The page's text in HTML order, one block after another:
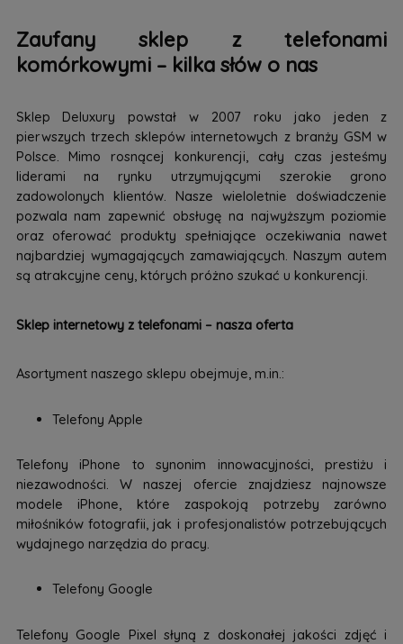
Zaufany sklep z telefonami
komórkowymi – kilka słów o nas
Sklep Deluxury powstał w 2007 roku jako jeden z
pierwszych trzech sklepów internetowych z branży GSM w
Polsce. Mimo rosnącej konkurencji, cały czas jesteśmy
liderami na rynku utrzymującymi szerokie grono
zadowolonych klientów. Nasze wieloletnie doświadczenie
pozwala nam zapewnić obsługę na najwyższym poziomie
oraz oferować produkty spełniające oczekiwania nawet
najbardziej wymagających zamawiających. Naszym autem
są atrakcyjne ceny, których próżno szukać u konkurencji.
Sklep internetowy z telefonami – nasza oferta
Asortyment naszego sklepu obejmuje, m.in.:
Telefony Apple
Telefony iPhone to synonim innowacyjności, prestiżu i
niezawodności. W naszej ofercie znajdziesz najnowsze
modele iPhone, które zaspokoją potrzeby zarówno
miłośników fotografii, jak i profesjonalistów potrzebujących
wydajnego narzędzia do pracy.
Telefony Google
Telefony Google Pixel słyną z doskonałej jakości zdjęć i